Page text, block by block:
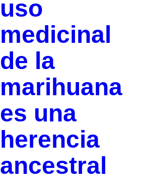
uso
medicinal
de la
marihuana
es una
herencia
ancestral